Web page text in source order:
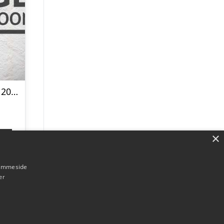
Italien ude trøje 2010/12 – børn-164 | YXL
×